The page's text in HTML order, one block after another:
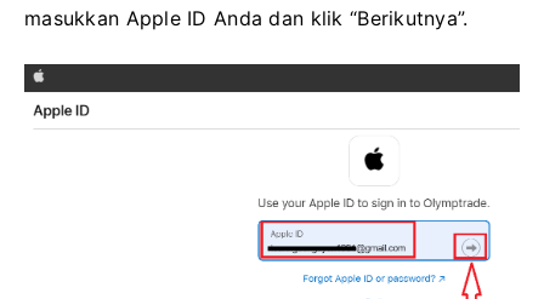
masukkan Apple ID Anda dan klik “Berikutnya”.